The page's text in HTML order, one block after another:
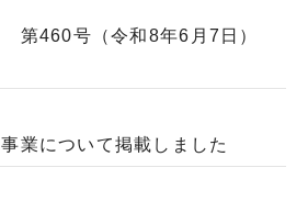
第460号（令和8年6月7日）
業について掲載しました